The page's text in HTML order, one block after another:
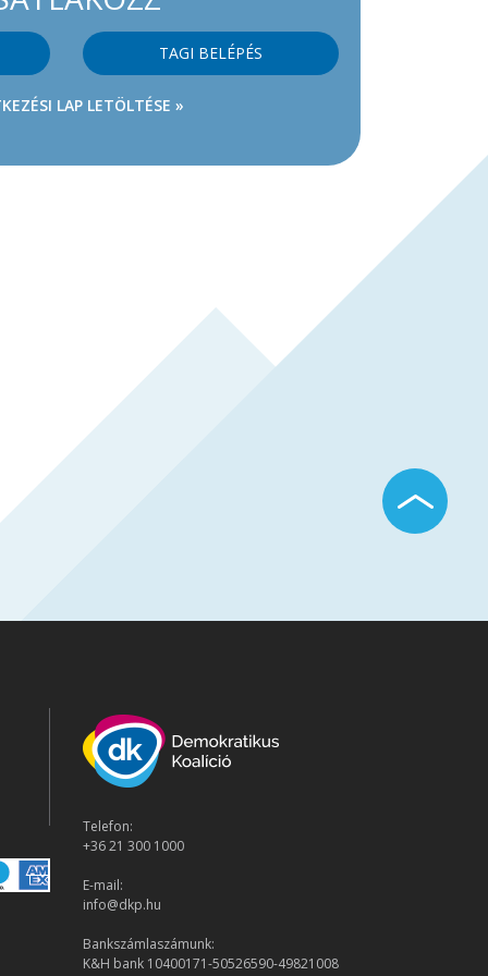
TAGI BELÉPÉS
LAP LETÖLTÉSE »
Telefon:
+36 21 300 1000
E-mail:
info@dkp.hu
Bankszámlaszámunk:
K&H bank 10400171-50526590-49821008